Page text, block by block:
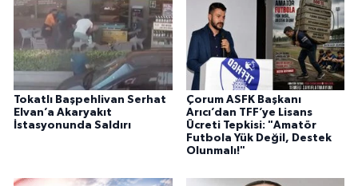
Tokatlı Başpehlivan Serhat
Elvan’a Akaryakıt
İstasyonunda Saldırı
Çorum ASFK Başkanı
Arıcı’dan TFF’ye Lisans
Ücreti Tepkisi: "Amatör
Futbola Yük Değil, Destek
Olunmalı!"